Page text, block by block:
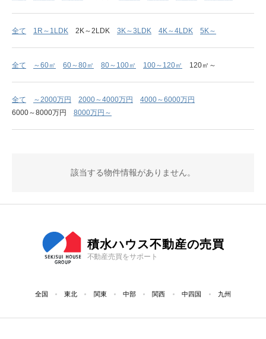
全て 1R～1LDK 2K～2LDK 3K～3LDK 4K～4LDK 5K～
全て ～60㎡ 60～80㎡ 80～100㎡ 100～120㎡ 120㎡～
全て ～2000万円 2000～4000万円
4000～6000万円
6000～8000万円
8000万円～
該当する物件情報がありません。
積水ハウス不動産の売買
不動産売買をサポート
全国 東北 関東 中部 関西 中四国 九州